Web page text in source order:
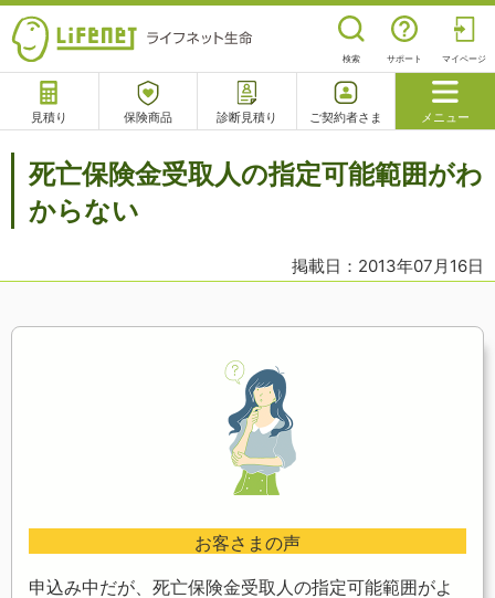
検索 サポート マイページ
見積り 保険商品 診断見積り ご契約者さま メニュー
サポート
閉じる
相談予約 よくあるご質問
死亡保険金受取人の指定可能範囲がわ
からない
掲載日：2013年07月16日
お客さまの声
申込み中だが、死亡保険金受取人の指定可能範囲がよ